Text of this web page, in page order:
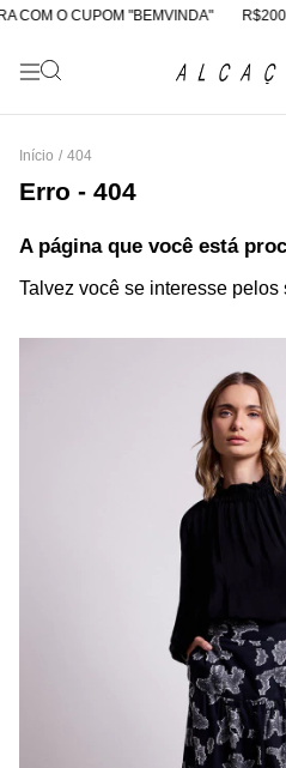
COM O CUPOM "BEMVINDA" R$200
Início / 404
Erro - 404
A página que você está
Talvez você se interesse pelos